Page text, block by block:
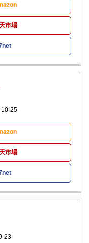
市場
10-25
市場
23